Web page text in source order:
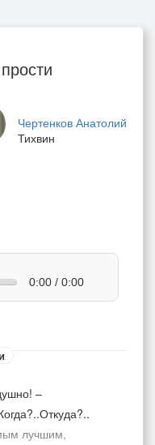
Чертенков Анатолий
Тихвин
0:00 / 0:00
–
лучшим,